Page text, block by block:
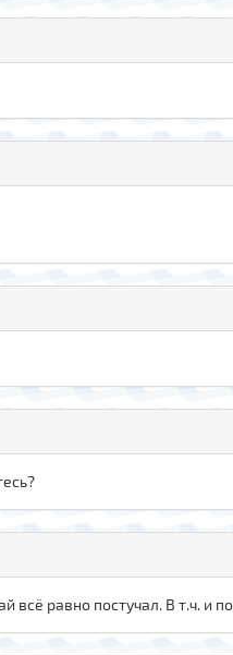
всё равно постучал. В т.ч. и